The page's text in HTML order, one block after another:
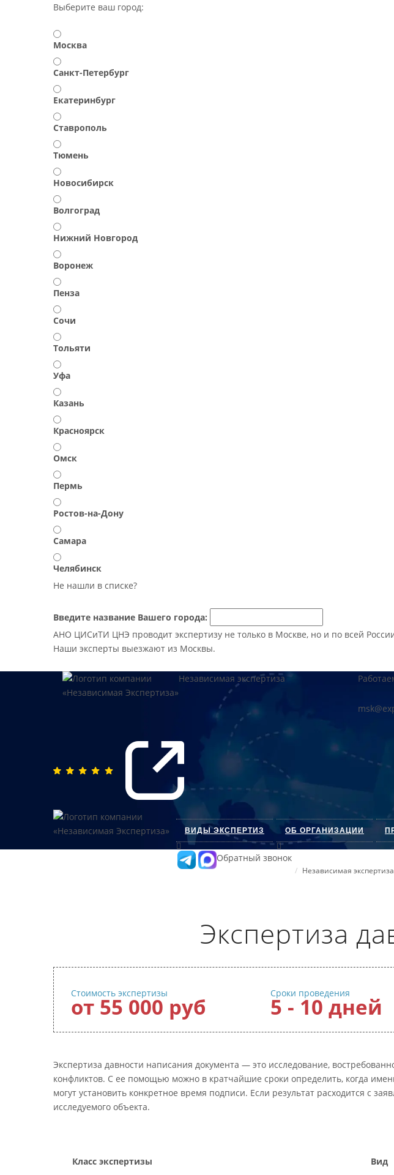
Выберите ваш город:
Москва
Санкт-Петербург
Екатеринбург
Ставрополь
Тюмень
Новосибирск
Волгоград
Нижний Новгород
Воронеж
Пенза
Сочи
Тольяти
Уфа
Казань
Красноярск
Омск
Пермь
Ростов-на-Дону
Самара
Челябинск
Не нашли в списке?
Введите название Вашего города:
АНО ЦИСиТИ ЦНЭ проводит экспертизу не только в Москве, но и по всей
Наши эксперты выезжают из Москвы.
Независимая экспертиза
ВИДЫ ЭКСПЕРТИЗ ОБ ОРГАНИЗАЦИИ
Обратный звонок
Независимая экспертиза
Экспертиза
Стоимость экспертизы
от 55 000 руб
Сроки проведения
5 - 10 дней
Экспертиза давности написания документа — это исследование,
конфликтов. С ее помощью можно в кратчайшие сроки определить, когда
могут установить конкретное время подписи. Если результат расходится с
исследуемого объекта.
Класс экспертизы
Вид